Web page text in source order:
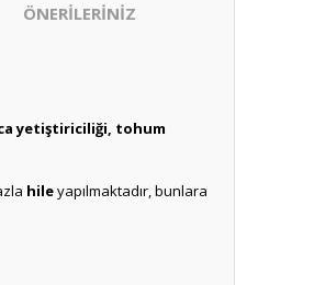
ÖNERİLERİNİZ
yetiştiriciliği, tohum
hileyapılmaktadır, bunlara